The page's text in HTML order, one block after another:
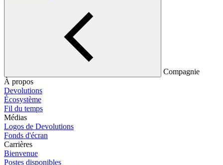
Compagnie
À propos
Devolutions
Écosystème
Fil du temps
Médias
Logos de Devolutions
Fonds d'écran
Carrières
Bienvenue
Postes disponibles